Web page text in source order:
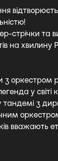
стрічки та
на
з оркестром
у світі
з
вважають